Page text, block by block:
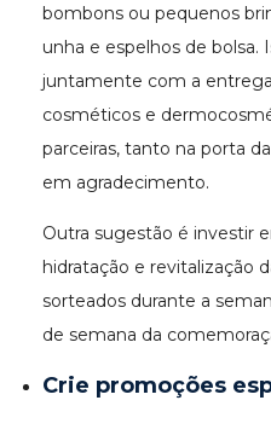
bombons ou pequenos
unha e espelhos de bolsa.
juntamente com a
cosméticos e
parceiras, tanto na porta
em agradecimento.
Outra sugestão é investir
hidratação e revitalização
sorteados durante a
de semana da
Crie promoções